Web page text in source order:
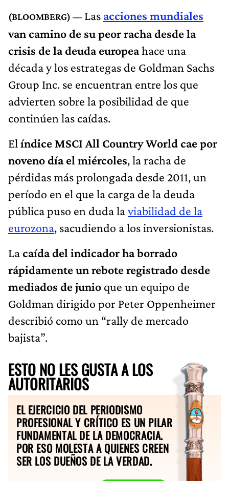
Las acciones mundiales
van camino de su peor racha desde la
crisis de la deuda europeahace una
década y los estrategas de Goldman Sachs
Group Inc. se encuentran entre los que
advierten sobre la posibilidad de que
continúen las caídas.
El índice MSCI All Country World cae por
noveno día el miércoles, la racha de
pérdidas más prolongada desde 2011, un
período en el que la carga de la deuda
pública puso en duda laviabilidad de la
eurozona, sacudiendo a los inversionistas.
Lacaída del indicador ha borrado
rápidamente un rebote registrado desde
mediados de junio que un equipo de
Goldman dirigido por Peter Oppenheimer
describió como un “rally de mercado
bajista”.
ESTO NO LES GUSTA A LOS
AUTORITARIOS
EL EJERCICIO DEL PERIODISMO
PROFESIONAL Y CRÍTICO ES UN PILAR
FUNDAMENTAL DE LA DEMOCRACIA.
POR ESO MOLESTA A QUIENES CREEN
SER LOS DUEÑOS DE LA VERDAD.